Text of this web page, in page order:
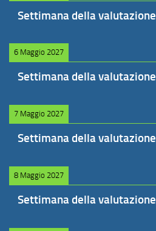
Settimana della valutazione
6 Maggio 2027
Settimana della valutazione
7 Maggio 2027
Settimana della valutazione
8 Maggio 2027
Settimana della valutazione